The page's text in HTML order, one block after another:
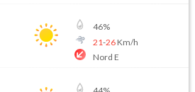
46%
21-26Km/h
Nord E